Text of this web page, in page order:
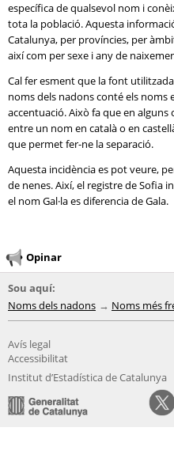
específica de qualsevol nom i
tota la població. Aquesta
Catalunya, per províncies, per
així com per sexe i any de
Cal fer esment que la font
noms dels nadons conté els noms
accentuació. Això fa que en
entre un nom en català o en
que permet fer-ne la separació.
Aquesta incidència es pot veure,
de nenes. Així, el registre de Sofia
el nom Gal·la es diferencia de Gala.
Opinar
Sou aquí:
Noms dels nadons
Noms més
Avís legal
Accessibilitat
Institut d’Estadística de Catalunya